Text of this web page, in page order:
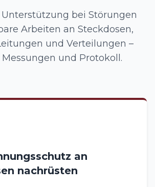
bei Störungen
Arbeiten an Steckdosen,
und Verteilungen –
und Protokoll.
an
nachrüsten